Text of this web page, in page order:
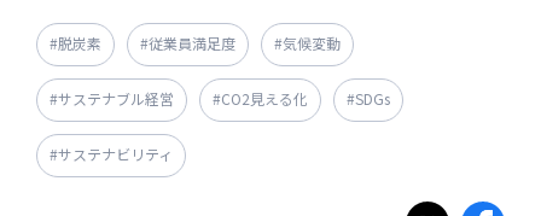
#脱炭素 #従業員満足度 #気候変動
#サステナブル経営 #CO2見える化 #SDGs
#サステナビリティ